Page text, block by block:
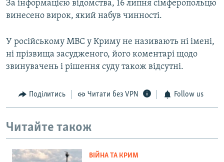
За інформацією відомства, 16 липня сімферопольцю
винесено вирок, який набув чинності.
У російському МВС у Криму не називають ні імені,
ні прізвища засудженого, його коментарі щодо
звинувачень і рішення суду також відсутні.
Поділитись Читати без VPN Follow us
Читайте також
ВІЙНА ТА КРИМ